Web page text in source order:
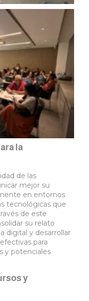
la
de las
mejor su
en entornos
tecnológicas que
de este
su relato
digital y desarrollar
para
y potenciales
y